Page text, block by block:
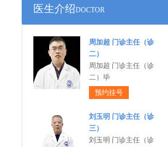
医生介绍DOCTOR
周加超 门诊主任（诊
二）
周加超 门诊主任（诊
二）毕
预约挂号
刘玉明 门诊主任（诊
三）
刘玉明 门诊主任（诊